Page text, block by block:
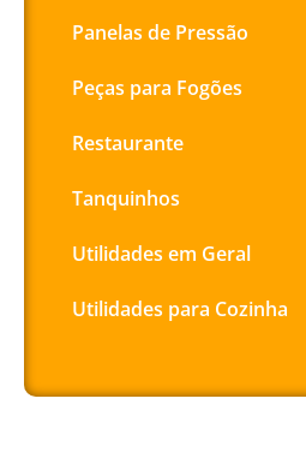
Panelas de Pressão
Peças para Fogões
Restaurante
Tanquinhos
Utilidades em Geral
Utilidades para Cozinha